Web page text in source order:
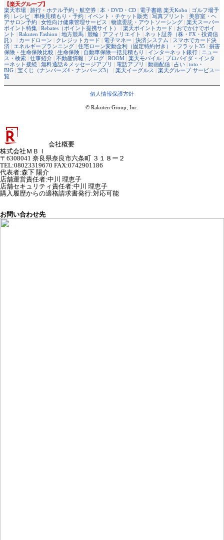
【楽天グループ】
楽天市場 | 旅行・ホテル予約・航空券 | 本・DVD・CD | 電子書籍 楽天Kobo | ゴルフ場予
約 | レシピ | 車検見積もり・予約 | イベント・チケット販売 | 写真プリント | 美容室・ヘ
アサロン予約 | 女性向け健康管理サービス | 物流委託・アウトソーシング | 楽天スーパー
ポイント特集 | Rebates（ポイント提携サイト） | 楽天ポイントカード | おでかけでポイ
ント | Rakuten Fashion | 地方競馬 | 競輪 | アフィリエイト | ネット証券（株・FX・投資信
託）
| カードローン | クレジットカード | 電子マネー | 決済システム | スマホでカード決
済 | エネルギープランニング | 住宅ローン変動金利（固定特約付き）・フラット35 | 損害
保険・生命保険比較 | 生命保険 | 自動車保険一括見積もり | インターネット銀行 | ニュー
ス・検索 | 仕事紹介 | 不動産情報 | ブログ | ROOM | 楽天モバイル | プロバイダ・インタ
ーネット接続 | 無料通話＆メッセージアプリ | 電話アプリ | 動画配信 | 占い | toto・
BIG | 宝くじ（ナンバーズ4・ナンバーズ3） | 楽天イーグルス | 楽天グループ サービス一
覧
個人情報保護方針
© Rakuten Group, Inc.
会社概要
株式会社ＭＢＩ
〒6308041 奈良県奈良市六条町 ３１８ー２
TEL:08023319670 FAX:0742901186
代表者:森下 陽介
店舗運営責任者:中川 理恵子
店舗セキュリティ責任者:中川 理恵子
購入履歴からの適格請求書発行:対応可能
お問い合わせ先